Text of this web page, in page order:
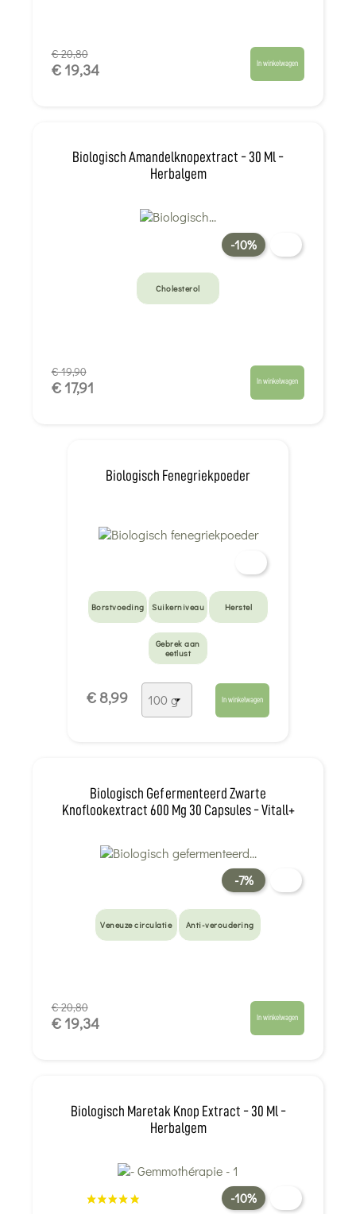
€ 20,80
€ 19,34 In winkelwagen
Biologisch Amandelknopextract - 30 Ml -
Herbalgem
-10%
Cholesterol
€ 19,90
€ 17,91 In winkelwagen
Biologisch Fenegriekpoeder
Borstvoeding Suikerniveau Herstel
Gebrek aan
eetlust
€ 8,99 In winkelwagen
Biologisch Gefermenteerd Zwarte
Knoflookextract 600 Mg 30 Capsules - Vitall+
-7%
Veneuze circulatie Anti-veroudering
€ 20,80
€ 19,34 In winkelwagen
Biologisch Maretak Knop Extract - 30 Ml -
Herbalgem
-10%